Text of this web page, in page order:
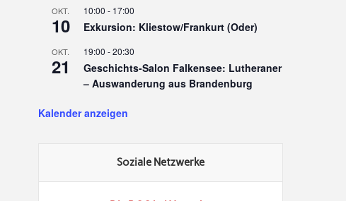
OKT.
10
10:00 - 17:00
Exkursion: Kliestow/Frankurt (Oder)
OKT.
21
19:00 -20:30
Geschichts-Salon Falkensee: Lutheraner
– Auswanderung aus Brandenburg
Kalender anzeigen
Soziale Netzwerke